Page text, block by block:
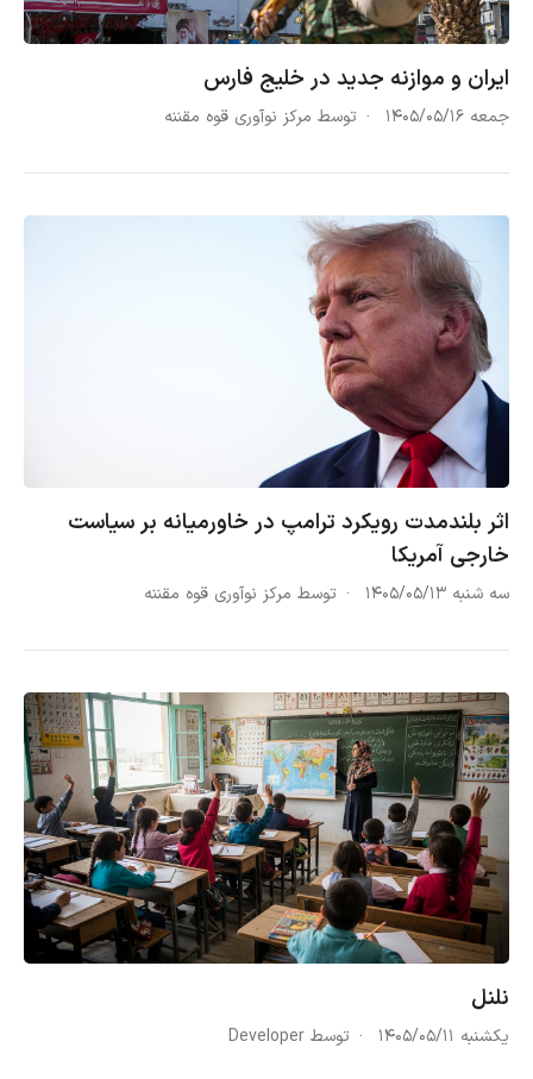
ایران و موازنه جدید در خلیج فارس
جمعه ۱۴۰۵/۰۵/۱۶ توسط مرکز نوآوری قوه مقننه
اثر بلندمدت رویکرد ترامپ در خاورمیانه بر سیاست
خارجی آمریکا
سه شنبه ۱۴۰۵/۰۵/۱۳ توسط مرکز نوآوری قوه مقننه
نلنل
یکشنبه ۱۴۰۵/۰۵/۱۱ توسط Developer